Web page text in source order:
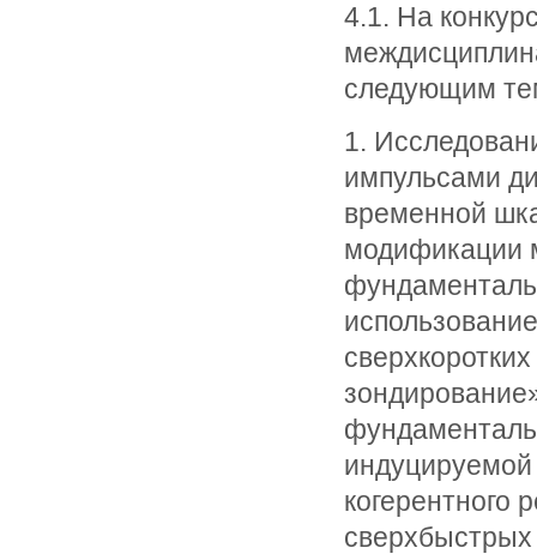
4.1. На
следующим
1.
импульсами
временной
модификации
когерентного